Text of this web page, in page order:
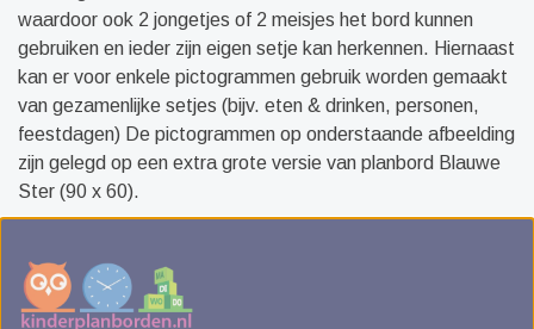
waardoor ook 2 jongetjes of 2 meisjes het bord kunnen
gebruiken en ieder zijn eigen setje kan herkennen. Hiernaast
kan er voor enkele pictogrammen gebruik worden gemaakt
van gezamenlijke setjes (bijv. eten & drinken, personen,
feestdagen) De pictogrammen op onderstaande afbeelding
zijn gelegd op een extra grote versie van planbord Blauwe
Ster (90 x 60).